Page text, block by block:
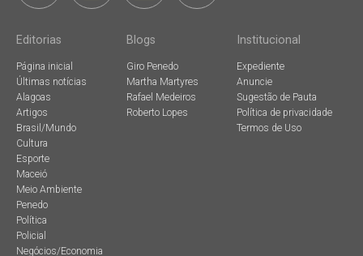
Editorias
Página inicial
Últimas notícias
Alagoas
Artigos
Brasil/Mundo
Cultura
Esporte
Maceió
Meio Ambiente
Penedo
Política
Policial
Negócios/Economia
Blogs
Giro Penedo
Martha Martyres
Rafael Medeiros
Roberto Lopes
Institucional
Expediente
Anuncie
Sugestão de Pauta
Política de privacidade
Termos de Uso